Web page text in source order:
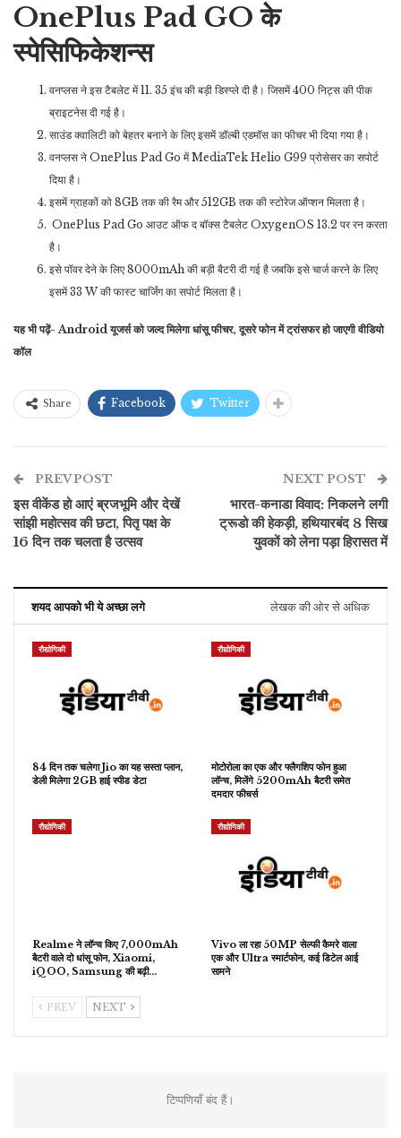
OnePlus Pad GO के
स्पेसिफिकेशन्स
वनप्लस ने इस टैबलेट में 11. 35 इंच की बड़ी डिस्प्ले दी है। जिसमें 400 निट्स की पीक
ब्राइटनेस दी गई है।
साउंड क्वालिटी को बेहतर बनाने के लिए इसमें डॉल्बी एडमॉस का फीचर भी दिया गया है।
वनप्लस ने OnePlus Pad Go में MediaTek Helio G99 प्रोसेसर का सपोर्ट
दिया है।
इसमें ग्राहकों को 8GB तक की रैम और 512GB तक की स्टोरेज ऑप्शन मिलता है।
OnePlus Pad Go आउट ऑफ द बॉक्स टैबलेट OxygenOS 13.2 पर रन करता
है।
इसे पॉवर देने के लिए 8000mAh की बड़ी बैटरी दी गई है जबकि इसे चार्ज करने के लिए
इसमें 33 W की फास्ट चार्जिंग का सपोर्ट मिलता है।
यह भी पढ़ें- Android यूजर्स को जल्द मिलेगा धांसू फीचर, दूसरे फोन में ट्रांसफर हो जाएगी वीडियो
कॉल
Share Facebook Twitter
PREV POST
इस वीकेंड हो आएं ब्रजभूमि और देखें
सांझी महोत्सव की छटा, पितृ पक्ष के
16 दिन तक चलता है उत्सव
NEXT POST
भारत-कनाडा विवाद: निकलने लगी
ट्रूडो की हेकड़ी, हथियारबंद 8 सिख
युवकों को लेना पड़ा हिरासत में
शयद आपको भी ये अच्छा लगे लेखक की ओर से अधिक
रौद्योगिकी
84 दिन तक चलेगा Jio का यह सस्ता प्लान,
डेली मिलेगा 2GB हाई स्पीड डेटा
रौद्योगिकी
मोटोरोला का एक और फ्लैगशिप फोन हुआ
लॉन्च, मिलेंगे 5200mAh बैटरी समेत
दमदार फीचर्स
रौद्योगिकी
Realme ने लॉन्च किए 7,000mAh
बैटरी वाले दो धांसू फोन, Xiaomi,
iQOO, Samsung की बढ़ी…
रौद्योगिकी
Vivo ला रहा 50MP सेल्फी कैमरे वाला
एक और Ultra स्मार्टफोन, कई डिटेल आई
सामने
PREV NEXT
टिप्पणियाँ बंद हैं।